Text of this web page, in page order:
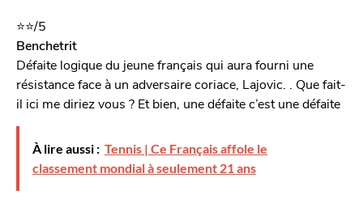
⭐️⭐️/5
Benchetrit
Défaite logique du jeune français qui aura fourni une
résistance face à un adversaire coriace, Lajovic. . Que fait-
il ici me diriez vous ? Et bien, une défaite c’est une défaite
À lire aussi : Tennis | Ce Français affole le
classement mondial à seulement 21 ans